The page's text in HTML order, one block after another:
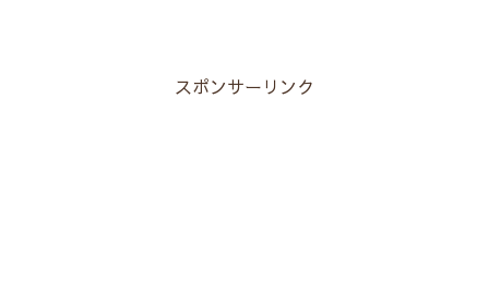
スポンサーリンク